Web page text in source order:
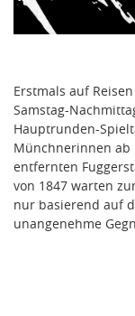
Erstmals auf
Samstag-
Hauptrunden-
Münchnerinnen ab
entfernten
von 1847 warten
nur basierend auf
unangenehme